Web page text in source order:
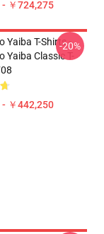
- ￥724,275
Yaiba T-Shirts -
Yaiba Classic T-
- ￥442,250
-20%